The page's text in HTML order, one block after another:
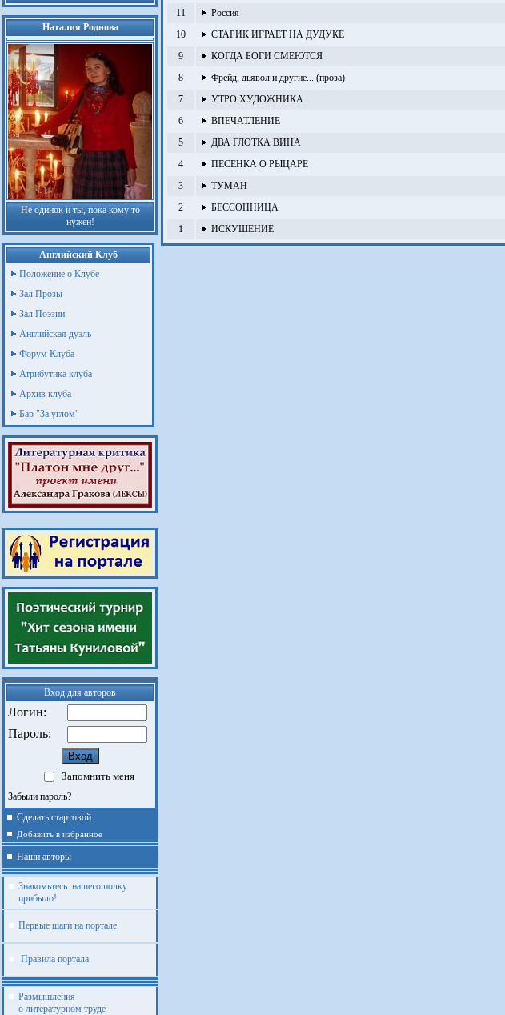
Наталия Роднова
Не одинок и ты, пока кому то
нужен!
Английский Клуб
Положение о Клубе
Зал Прозы
Зал Поэзии
Английская дуэль
Форум Клуба
Атрибутика клуба
Архив клуба
Бар "За углом"
Вход для авторов
Логин:
Пароль:
Запомнить меня
Забыли пароль?
Сделать стартовой
Добавить в избранное
Наши авторы
Знакомьтесь: нашего полку
прибыло!
Первые шаги на портале
Правила портала
Размышления
о литературном труде
11 Россия
10 СТАРИК ИГРАЕТ НА ДУДУКЕ
9 КОГДА БОГИ СМЕЮТСЯ
8 Фрейд, дьявол и другие... (проза)
7 УТРО ХУДОЖНИКА
6 ВПЕЧАТЛЕНИЕ
5 ДВА ГЛОТКА ВИНА
4 ПЕСЕНКА О РЫЦАРЕ
3 ТУМАН
2 БЕССОННИЦА
1 ИСКУШЕНИЕ